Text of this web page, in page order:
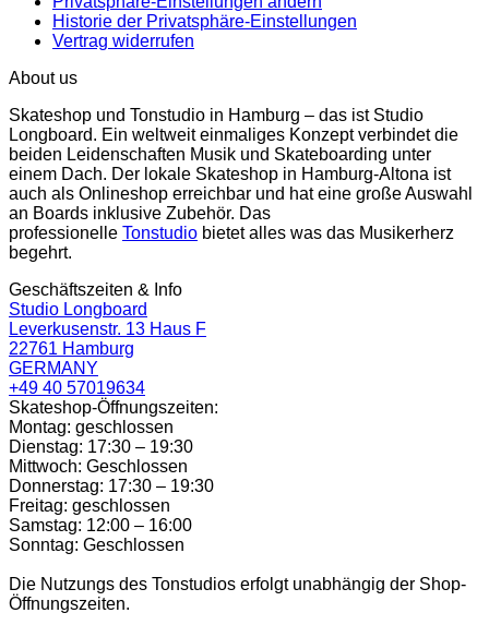
Historie der Privatsphäre-Einstellungen
Vertrag widerrufen
About us
Skateshop und Tonstudio in Hamburg – das ist Studio
Longboard. Ein weltweit einmaliges Konzept verbindet die
beiden Leidenschaften Musik und Skateboarding unter
einem Dach. Der lokale Skateshop in Hamburg-Altona ist
auch als Onlineshop erreichbar und hat eine große Auswahl
an Boards inklusive Zubehör. Das
professionelle Tonstudio bietet alles was das Musikerherz
begehrt.
Geschäftszeiten & Info
Studio Longboard
Leverkusenstr. 13 Haus F
22761 Hamburg
GERMANY
+49 40 57019634
Skateshop-Öffnungszeiten:
Montag: geschlossen
Dienstag: 17:30 – 19:30
Mittwoch: Geschlossen
Donnerstag: 17:30 – 19:30
Freitag: geschlossen
Samstag: 12:00 – 16:00
Sonntag: Geschlossen
Die Nutzungs des Tonstudios erfolgt unabhängig der Shop-
Öffnungszeiten.